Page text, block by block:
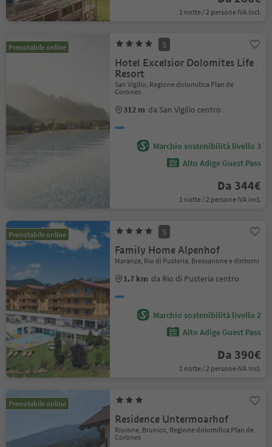
1 notte / 2 persone IVA incl.
Prenotabile online S
Hotel Excelsior Dolomites Life
Resort
San Vigilio, Regione dolomitica Plan de
Corones
312 m da San Vigilio centro
Marchio sostenibilità livello 3
Alto Adige Guest Pass
Da 344€
1 notte / 2 persone IVA incl.
Prenotabile online S
Family Home Alpenhof
Maranza, Rio di Pusteria, Bressanone e dintorni
1.7 km da Rio di Pusteria centro
Marchio sostenibilità livello 2
Alto Adige Guest Pass
Da 390€
1 notte / 2 persone IVA incl.
Prenotabile online
Residence Untermoarhof
Riscone, Brunico, Regione dolomitica Plan de
Corones